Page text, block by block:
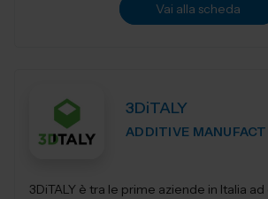
Vai alla scheda
3DiTALY
ADDITIVE
3DiTALY è tra le prime aziende in Italia